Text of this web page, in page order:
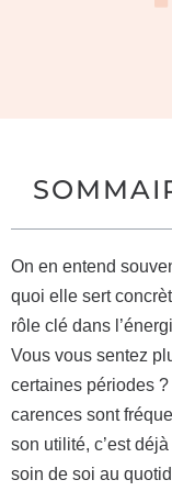
On en entend
quoi elle sert
rôle clé dans
Vous vous sentez
certaines périodes
carences sont
son utilité, c’est
soin de soi au